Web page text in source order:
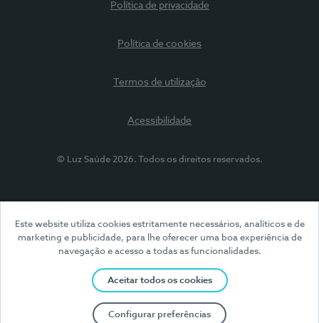
Este website utiliza cookies estritamente necessários, analíticos e de
marketing e publicidade, para lhe oferecer uma boa experiência de
navegação e acesso a todas as funcionalidades.
Aceitar todos os cookies
Configurar preferências
Política de privacidade
Política de cookies
Termos de utilização
Acessibilidade
© Luz Saúde 2026. Todos os direitos reservados.